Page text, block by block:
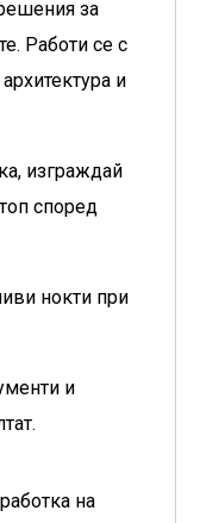
за
Работи се с
и
изграждай
според
нокти при
и
на